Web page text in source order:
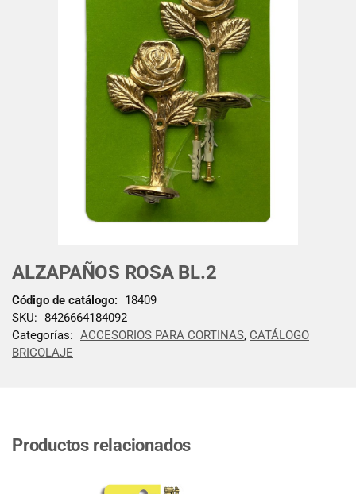
ALZAPAÑOS ROSA BL.2
Código de catálogo:
18409
SKU: 8426664184092
Categorías: ACCESORIOS PARA CORTINAS, CATÁLOGO
BRICOLAJE
Productos relacionados